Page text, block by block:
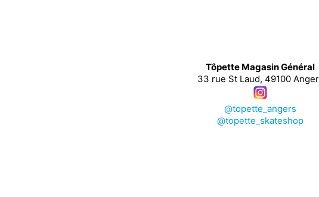
Tôpette Magasin Général
33 rue St Laud, 49100
@topette_angers
@topette_skateshop